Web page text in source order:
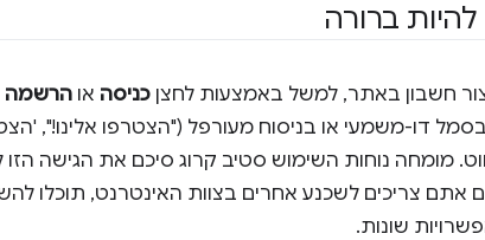
ברורה
חשבון באתר, למשל באמצעות לחצן כניסה או הרשמה
דו-משמעי או בניסוח מעורפל ("הצטרפו אלינו!",
מומחה נוחות השימוש סטיב קרוג סיכם את הגישה הזו
אתם צריכים לשכנע אחרים בצוות האינטרנט, תוכלו
שונות.